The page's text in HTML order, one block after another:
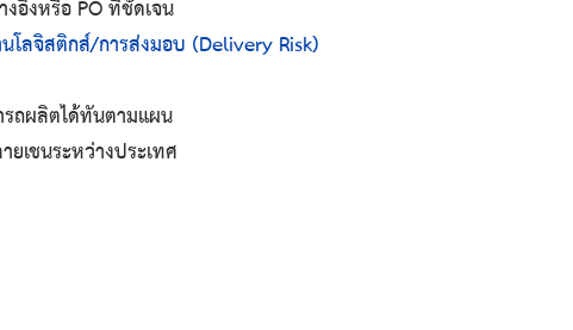
งอิงหรือ PO ที่ชัดเจน
โลจิสติกส์/การส่งมอบ (Delivery Risk)
ถผลิตได้ทันตามแผน
เชนระหว่างประเทศ